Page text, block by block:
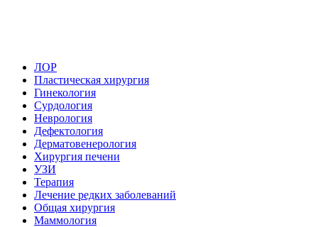
ЛОР
Пластическая хирургия
Гинекология
Сурдология
Неврология
Дефектология
Дерматовенерология
Хирургия печени
УЗИ
Терапия
Лечение редких заболеваний
Общая хирургия
Маммология